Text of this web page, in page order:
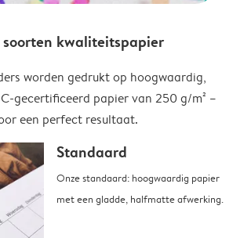
soorten kwaliteitspapier
worden gedrukt op hoogwaardig,
gecertificeerd papier van 250 g/m² –
een perfect resultaat.
Standaard
Onze standaard: hoogwaardig papier
met een gladde, halfmatte afwerking.